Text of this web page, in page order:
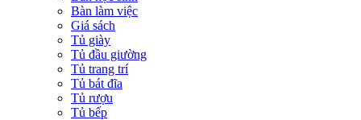
Bàn làm việc
Giá sách
Tủ giày
Tủ đầu giường
Tủ trang trí
Tủ bát đĩa
Tủ rượu
Tủ bếp